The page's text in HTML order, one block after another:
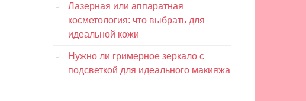
Лазерная или аппаратная
косметология: что выбрать для
идеальной кожи
Нужно ли гримерное зеркало с
подсветкой для идеального макияжа